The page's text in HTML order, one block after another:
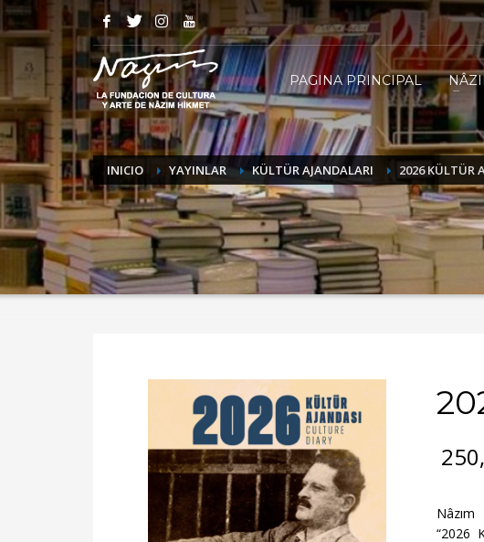
PAGINA PRINCIPAL
INICIO YAYINLAR KÜLTÜR AJANDALARI 2026 KÜLTÜR
Nâzım
“2026